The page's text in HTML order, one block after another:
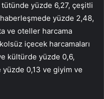
yüzde 6,27, çeşitli
yüzde 2,48,
ve oteller harcama
içecek harcamaları
kültürde yüzde 0,6,
yüzde 0,13 ve giyim ve